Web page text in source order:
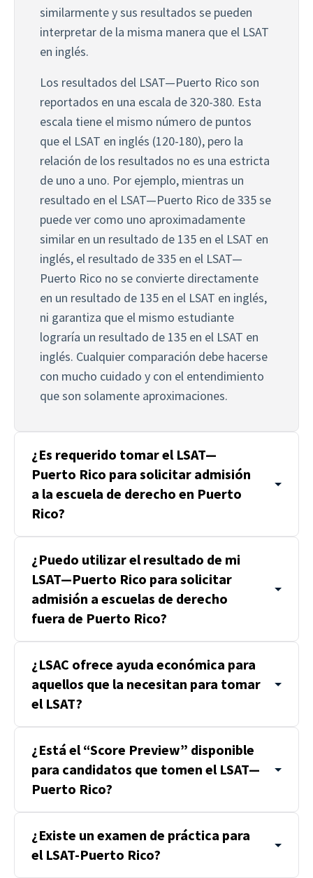
withdraw your consent or opt-out to the processing of
your personal data at any time
https://liveramp.com/opt_out/.
similarmente y sus resultados se pueden
interpretar de la misma manera que el LSAT
en inglés.
Los resultados del LSAT—Puerto Rico son
reportados en una escala de 320-380. Esta
escala tiene el mismo número de puntos
que el LSAT en inglés (120-180), pero la
relación de los resultados no es una estricta
de uno a uno. Por ejemplo, mientras un
resultado en el LSAT—Puerto Rico de 335 se
puede ver como uno aproximadamente
similar en un resultado de 135 en el LSAT en
inglés, el resultado de 335 en el LSAT—
Puerto Rico no se convierte directamente
en un resultado de 135 en el LSAT en inglés,
ni garantiza que el mismo estudiante
lograría un resultado de 135 en el LSAT en
inglés. Cualquier comparación debe hacerse
con mucho cuidado y con el entendimiento
que son solamente aproximaciones.
¿Es requerido tomar el LSAT—
Puerto Rico para solicitar admisión
a la escuela de derecho en Puerto
Rico?
¿Puedo utilizar el resultado de mi
LSAT—Puerto Rico para solicitar
admisión a escuelas de derecho
fuera de Puerto Rico?
¿LSAC ofrece ayuda económica para
aquellos que la necesitan para tomar
el LSAT?
¿Está el “Score Preview” disponible
para candidatos que tomen el LSAT—
Puerto Rico?
¿Existe un examen de práctica para
el LSAT-Puerto Rico?